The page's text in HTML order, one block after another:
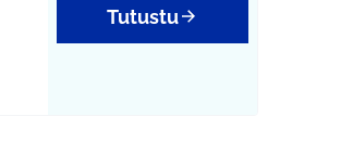
Tutustu